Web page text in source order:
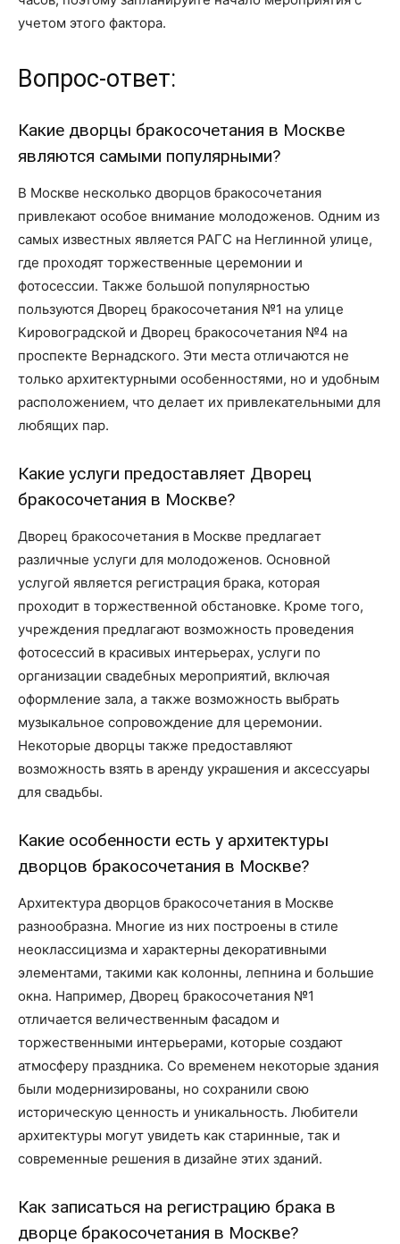
учетом этого фактора.
Вопрос-ответ:
Какие дворцы бракосочетания в Москве
являются самыми популярными?
В Москве несколько дворцов бракосочетания
привлекают особое внимание молодоженов. Одним из
самых известных является РАГС на Неглинной улице,
где проходят торжественные церемонии и
фотосессии. Также большой популярностью
пользуются Дворец бракосочетания №1 на улице
Кировоградской и Дворец бракосочетания №4 на
проспекте Вернадского. Эти места отличаются не
только архитектурными особенностями, но и удобным
расположением, что делает их привлекательными для
любящих пар.
Какие услуги предоставляет Дворец
бракосочетания в Москве?
Дворец бракосочетания в Москве предлагает
различные услуги для молодоженов. Основной
услугой является регистрация брака, которая
проходит в торжественной обстановке. Кроме того,
учреждения предлагают возможность проведения
фотосессий в красивых интерьерах, услуги по
организации свадебных мероприятий, включая
оформление зала, а также возможность выбрать
музыкальное сопровождение для церемонии.
Некоторые дворцы также предоставляют
возможность взять в аренду украшения и аксессуары
для свадьбы.
Какие особенности есть у архитектуры
дворцов бракосочетания в Москве?
Архитектура дворцов бракосочетания в Москве
разнообразна. Многие из них построены в стиле
неоклассицизма и характерны декоративными
элементами, такими как колонны, лепнина и большие
окна. Например, Дворец бракосочетания №1
отличается величественным фасадом и
торжественными интерьерами, которые создают
атмосферу праздника. Со временем некоторые здания
были модернизированы, но сохранили свою
историческую ценность и уникальность. Любители
архитектуры могут увидеть как старинные, так и
современные решения в дизайне этих зданий.
Как записаться на регистрацию брака в
дворце бракосочетания в Москве?